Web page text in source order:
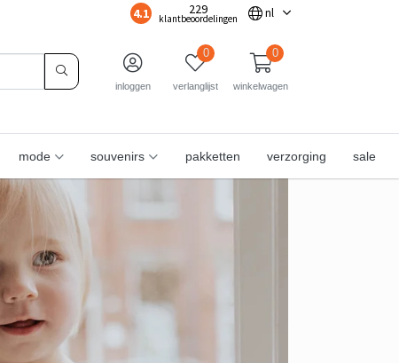
4.1 229
klantbeoordelingen nl
inloggen
0
verlanglijst
0
winkelwagen
mode souvenirs pakketten verzorging sale